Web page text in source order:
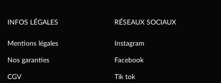
INFOS LÉGALES
Mentions légales
Nos garanties
CGV
RÉSEAUX SOCIAUX
Instagram
Facebook
Tik tok